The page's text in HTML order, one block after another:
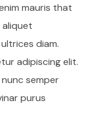
mauris that
diam.
adipiscing elit.
semper
purus